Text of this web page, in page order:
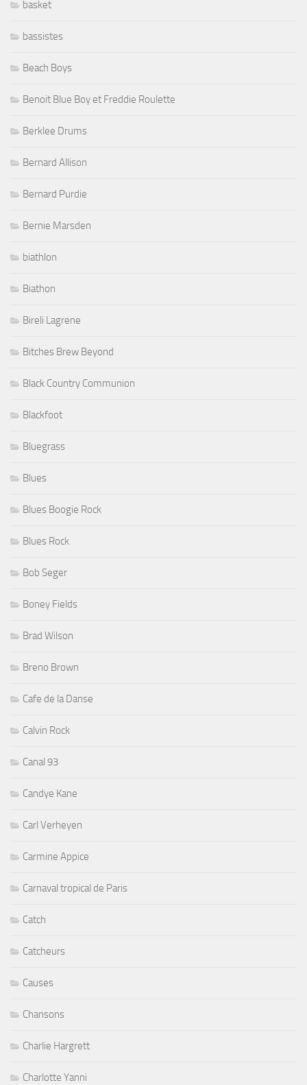
basket
bassistes
Beach Boys
Benoit Blue Boy et Freddie Roulette
Berklee Drums
Bernard Allison
Bernard Purdie
Bernie Marsden
biathlon
Biathon
Bireli Lagrene
Bitches Brew Beyond
Black Country Communion
Blackfoot
Bluegrass
Blues
Blues Boogie Rock
Blues Rock
Bob Seger
Boney Fields
Brad Wilson
Breno Brown
Cafe de la Danse
Calvin Rock
Canal 93
Candye Kane
Carl Verheyen
Carmine Appice
Carnaval tropical de Paris
Catch
Catcheurs
Causes
Chansons
Charlie Hargrett
Charlotte Yanni